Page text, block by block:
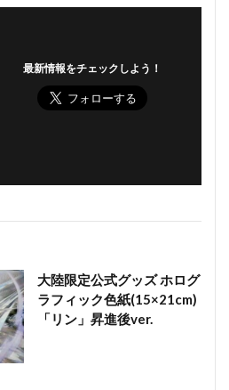
最新情報をチェックしよう！
大陸限定公式グッズ ホログ
ラフィック色紙(15×21cm)
「リン」昇進後ver.